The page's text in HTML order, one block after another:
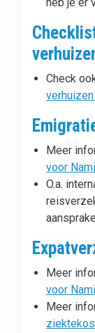
heb je er
Check
Meer
voor
O.a.
Meer
voor
Meer